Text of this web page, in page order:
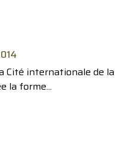
Cité internationale de la
la forme...